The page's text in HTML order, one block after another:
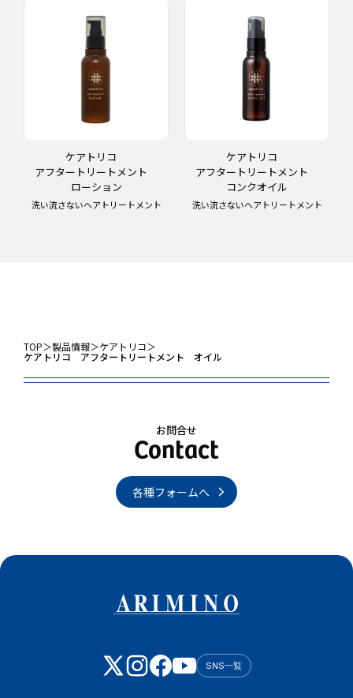
ケアトリコ
アフタートリートメント
ローション
洗い流さないヘアトリートメント
ケアトリコ
アフタートリートメント
コンクオイル
洗い流さないヘアトリートメント
TOP＞製品情報＞ケアトリコ＞
ケアトリコ アフタートリートメント オイル
お問合せ
各種フォームへ
SNS一覧